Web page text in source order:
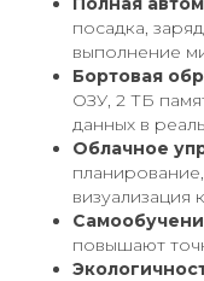
посадка,
выполнение
Бортовая
ОЗУ, 2 ТБ
данных в
Облачное
визуализация
повышают